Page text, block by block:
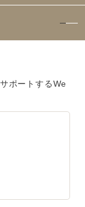
ポートするWe